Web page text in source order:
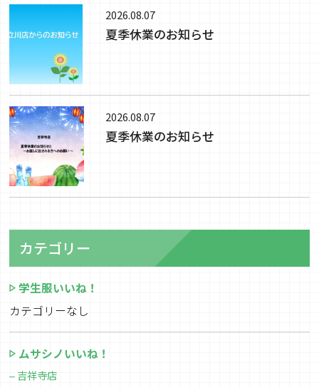
2026.08.07
夏季休業のお知らせ
2026.08.07
夏季休業のお知らせ
カテゴリー
学生服いいね！
カテゴリーなし
ムサシノいいね！
吉祥寺店